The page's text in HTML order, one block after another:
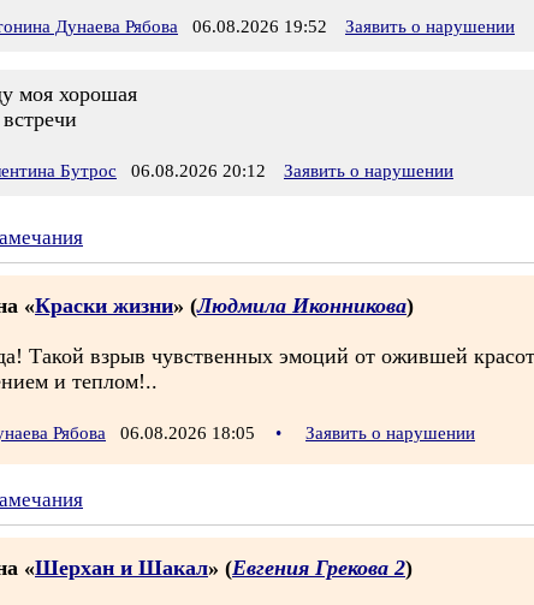
Дунаева Рябова 06.08.2026 19:52 Заявить о нарушении
моя хорошая
Бутрос 06.08.2026 20:12 Заявить о нарушении
«Краски жизни» (Людмила Иконникова)
Такой взрыв чувственных эмоций от ожившей
и теплом!..
Рябова 06.08.2026 18:05 • Заявить о нарушении
«Шерхан и Шакал» (Евгения Грекова 2)